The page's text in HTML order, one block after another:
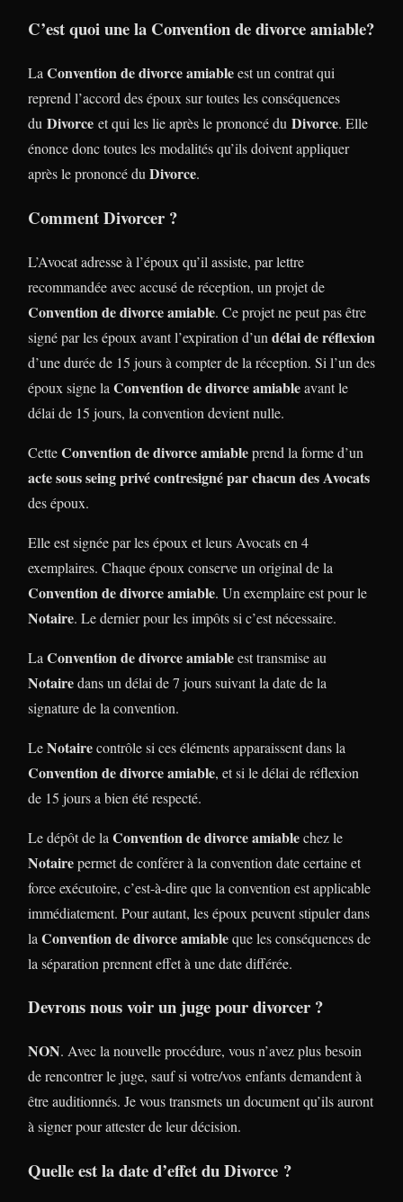
C’est quoi une la Convention de divorce amiable?
La Convention de divorce amiableest un contrat qui
reprend l’accord des époux sur toutes les conséquences
du Divorce et qui les lie après le prononcé du Divorce. Elle
énonce donc toutes les modalités qu’ils doivent appliquer
après le prononcé du Divorce.
Comment Divorcer ?
L’Avocat adresse à l’époux qu’il assiste, par lettre
recommandée avec accusé de réception, un projet de
Convention de divorce amiable. Ce projet ne peut pas être
signé par les époux avant l’expiration d’un délai de réflexion
d’une durée de 15 jours à compter de la réception. Si l’un des
époux signe la Convention de divorce amiableavant le
délai de 15 jours, la convention devient nulle.
CetteConvention de divorce amiableprend la forme d’un
acte sous seing privé contresigné par chacun des Avocats
des époux.
Elle est signée par les époux et leurs Avocats en 4
exemplaires. Chaque époux conserve un original de la
Convention de divorce amiable. Un exemplaire est pour le
Notaire. Le dernier pour les impôts si c’est nécessaire.
La Convention de divorce amiableest transmise au
Notairedans un délai de 7 jours suivant la date de la
signature de la convention.
LeNotairecontrôle si ces éléments apparaissent dans la
Convention de divorce amiable, et si le délai de réflexion
de 15 jours a bien été respecté.
Le dépôt de la Convention de divorce amiablechez le
Notairepermet de conférer à la convention date certaine et
force exécutoire, c’est-à-dire que la convention est applicable
immédiatement. Pour autant, les époux peuvent stipuler dans
la Convention de divorce amiableque les conséquences de
la séparation prennent effet à une date différée.
Devrons nous voir un juge pour divorcer ?
NON. Avec la nouvelle procédure, vous n’avez plus besoin
de rencontrer le juge, sauf si votre/vos enfants demandent à
être auditionnés. Je vous transmets un document qu’ils auront
à signer pour attester de leur décision.
Quelle est la date d’effet du Divorce ?